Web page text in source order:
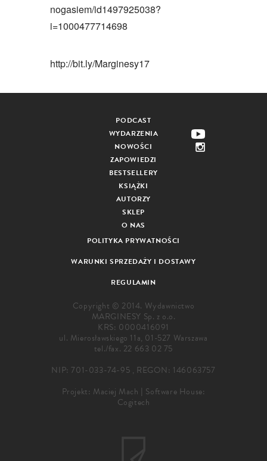
nogasiem/id1497925038?
i=1000477714698
http://bit.ly/Marginesy17
PODCAST
WYDARZENIA
NOWOŚCI
ZAPOWIEDZI
BESTSELLERY
KSIĄŻKI
AUTORZY
SKLEP
O NAS
POLITYKA PRYWATNOŚCI
WARUNKI SPRZEDAŻY I DOSTAWY
REGULAMIN
Copyright © 2014. Wydawnictwo
MARGINESY Sp. z o.o.
KRS: 0000416091
ul. Mierosławskiego 11a, 01-527 Warszawa
tel./fax. 22 663 02 75
NIP: 701-033-74-95 , REGON: 146063757
Projekt: Maciej Mach | Software House:
Cogitech